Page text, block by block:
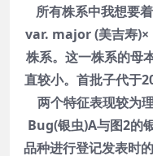
所有株系中我想要
var. major (美吉寿)×
株系。这一株系的母
直较小。首批子代于
两个特征表现较为
Bug(银虫)A与图2的
品种进行登记发表时